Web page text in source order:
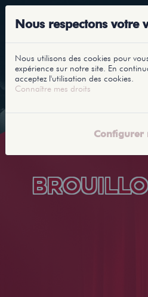
Nous respectons votre
Nous utilisons des cookies pour
expérience sur notre site. En
acceptez l'utilisation des cookies.
Connaître mes droits
Configurer